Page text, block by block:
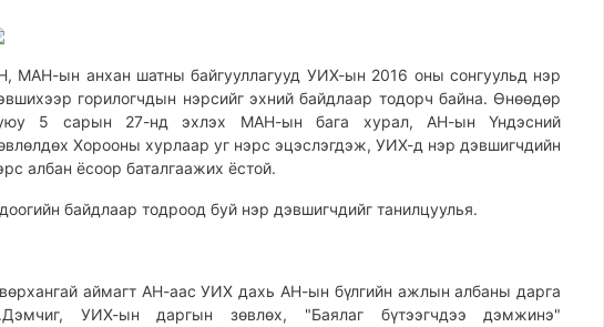
МАН-ын анхан шатны байгууллагууд УИХ-ын 2016 оны сонгуульд нэр
горилогчдын нэрсийг эхний байдлаар тодорч байна. Өнөөдөр
5 сарын 27-нд эхлэх МАН-ын бага хурал, АН-ын Үндэсний
Хорооны хурлаар уг нэрс эцэслэгдэж, УИХ-д нэр дэвшигчдийн
албан ёсоор баталгаажих ёстой.
байдлаар тодроод буй нэр дэвшигчдийг танилцуулья.
аймагт АН-аас УИХ дахь АН-ын бүлгийн ажлын албаны дарга
УИХ-ын даргын зөвлөх, "Баялаг бүтээгчдээ дэмжинэ"